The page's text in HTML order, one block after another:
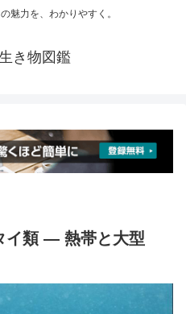
魅力を、わかりやすく。
き物図鑑
イ類 ― 熱帯と大型